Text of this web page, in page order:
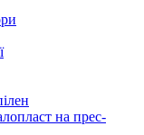
на прес-